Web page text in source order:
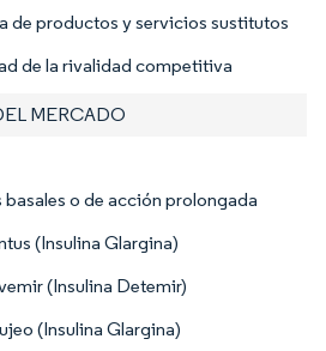
de productos y servicios sustitutos
de la rivalidad competitiva
MERCADO
basales o de acción prolongada
(Insulina Glargina)
(Insulina Detemir)
(Insulina Glargina)